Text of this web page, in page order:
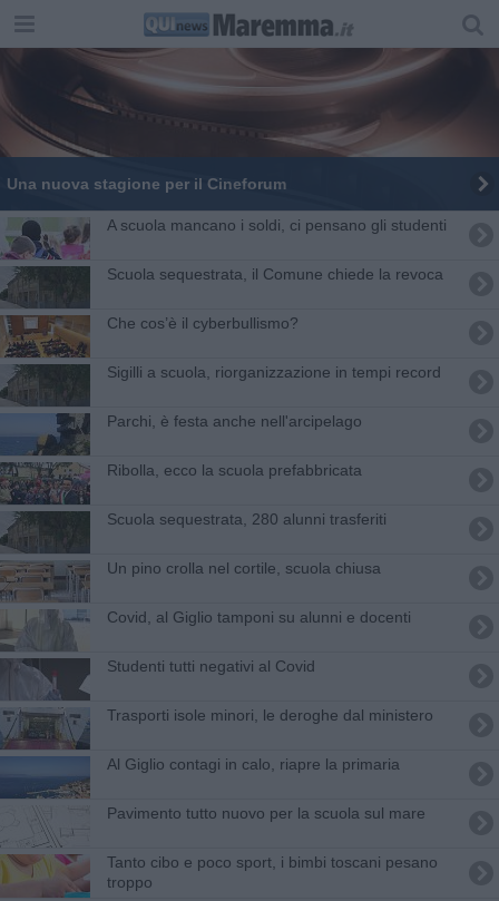
Una nuova stagione per il Cineforum
A scuola mancano i soldi, ci pensano gli studenti
Scuola sequestrata, il Comune chiede la revoca
Che cos’è il cyberbullismo?
Sigilli a scuola, riorganizzazione in tempi record
Parchi, è festa anche nell'arcipelago
Ribolla, ecco la scuola prefabbricata
Scuola sequestrata, 280 alunni trasferiti
Un pino crolla nel cortile, scuola chiusa
Covid, al Giglio tamponi su alunni e docenti
Studenti tutti negativi al Covid
Trasporti isole minori, le deroghe dal ministero
Al Giglio contagi in calo, riapre la primaria
Pavimento tutto nuovo per la scuola sul mare
Tanto cibo e poco sport, i bimbi toscani pesano
troppo